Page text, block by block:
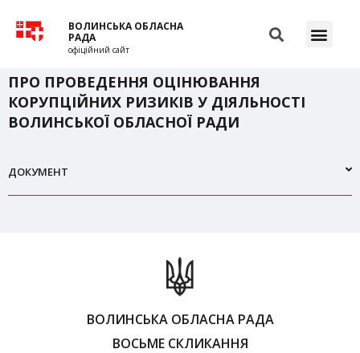
ВОЛИНСЬКА ОБЛАСНА
РАДА
офіційний сайт
ПРО ПРОВЕДЕННЯ ОЦІНЮВАННЯ
КОРУПЦІЙНИХ РИЗИКІВ У ДІЯЛЬНОСТІ
ВОЛИНСЬКОЇ ОБЛАСНОЇ РАДИ
ДОКУМЕНТ
ВОЛИНСЬКА ОБЛАСНА РАДА
ВОСЬМЕ СКЛИКАННЯ